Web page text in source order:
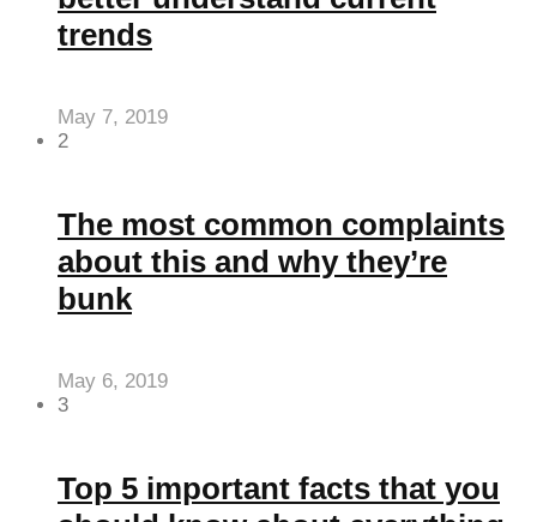
trends
May 7, 2019
2
The most common complaints
about this and why they’re
bunk
May 6, 2019
3
Top 5 important facts that you